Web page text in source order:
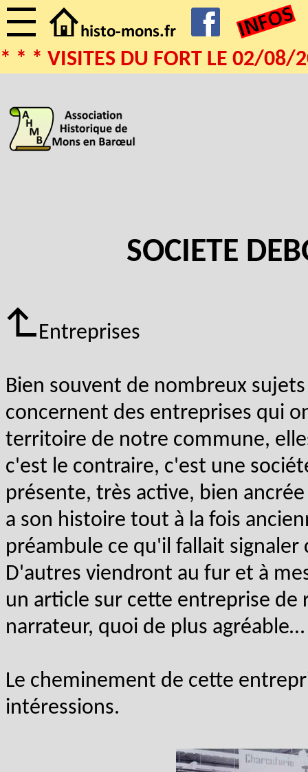
ISITES DU FORT LE 02/08/2026
SOCIETE
Entreprises
Bien souvent de nombreux
concernent des entreprises qui
territoire de notre commune,
c'est le contraire, c'est une
présente, très active, bien
a son histoire tout à la fois
préambule ce qu'il fallait
D'autres viendront au fur et à
un article sur cette entreprise
narrateur, quoi de plus agréable…
Le cheminement de cette
intéressions.